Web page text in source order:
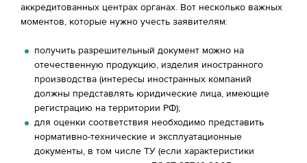
аккредитованных центрах органах. Вот несколько важных
моментов, которые нужно учесть заявителям:
получить разрешительный документ можно на
отечественную продукцию, изделия иностранного
производства (интересы иностранных компаний
должны представлять юридические лица, имеющие
регистрацию на территории РФ);
для оценки соответствия необходимо представить
нормативно-технические и эксплуатационные
документы, в том числе ТУ (если характеристики